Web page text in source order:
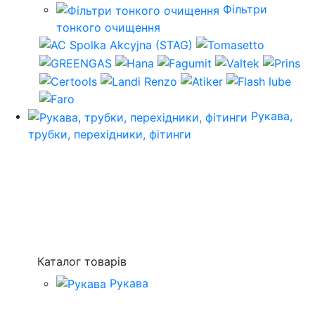
Фільтри
тонкого очищення
Рукава,
трубки, перехідники, фітинги
Каталог товарів
Рукава